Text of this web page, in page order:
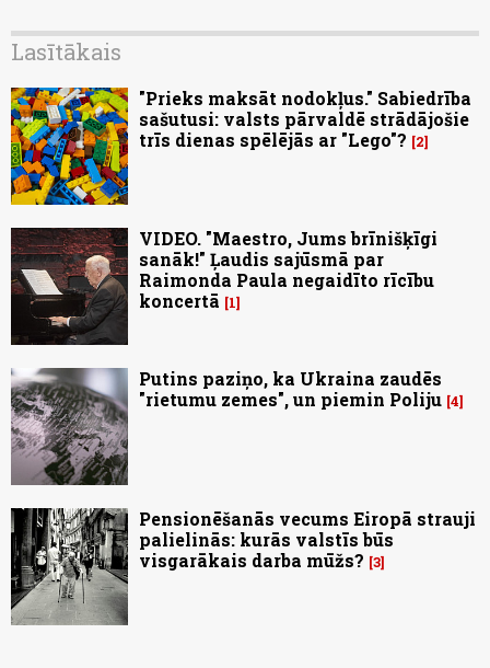
Lasītākais
"Prieks maksāt nodokļus." Sabiedrība
sašutusi: valsts pārvaldē strādājošie
trīs dienas spēlējās ar "Lego"?
2
VIDEO. "Maestro, Jums brīnišķīgi
sanāk!" Ļaudis sajūsmā par
Raimonda Paula negaidīto rīcību
koncertā
1
Putins paziņo, ka Ukraina zaudēs
"rietumu zemes", un piemin Poliju 4
Pensionēšanās vecums Eiropā strauji
palielinās: kurās valstīs būs
visgarākais darba mūžs? 3